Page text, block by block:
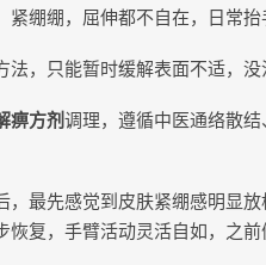
紧绷绷，屈伸都不自在，日常抬
法，只能暂时缓解表面不适，
痹方剂调理，遵循中医通络散
，最先感觉到皮肤紧绷感明显
恢复，手臂活动灵活自如，之